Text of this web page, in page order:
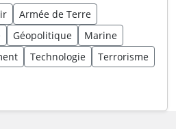
Armée de Terre
Géopolitique
Marine
Technologie
Terrorisme